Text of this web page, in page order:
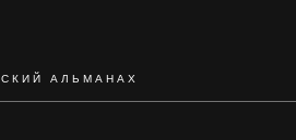
АЛЬМАНАХ